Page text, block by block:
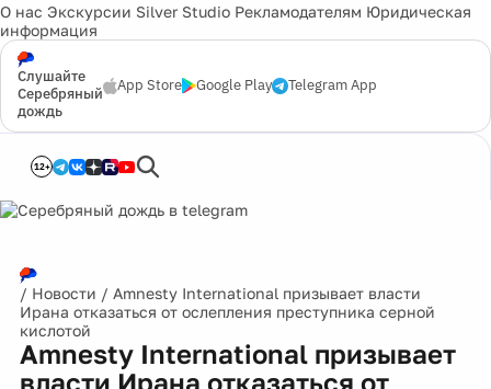
О нас Экскурсии Silver Studio Рекламодателям Юридическая
информация
Слушайте
Серебряный
дождь
App Store Google Play Telegram App
12+
/ Новости / Amnesty International призывает власти
Ирана отказаться от ослепления преступника серной
кислотой
Amnesty International призывает
власти Ирана отказаться от